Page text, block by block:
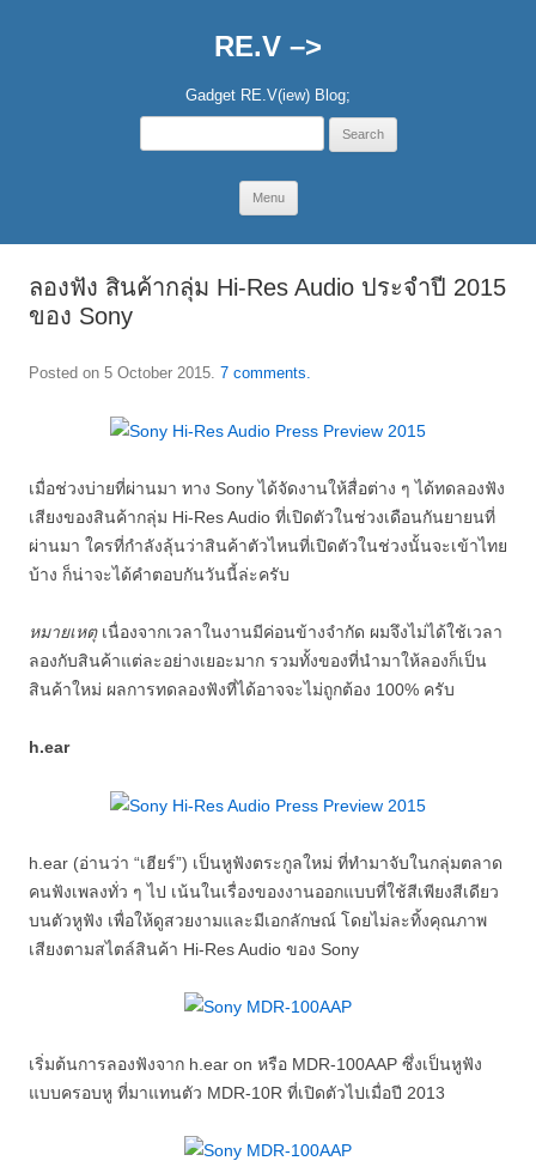
RE.V –>
Gadget RE.V(iew) Blog;
Search
Menu
Skip
ลองฟัง สินค้ากลุ่ม Hi-Res Audio ประจำปี 2015
ของ Sony
Posted on 5 October 2015. 7 comments.
เมื่อช่วงบ่ายที่ผ่านมา ทาง Sony ได้จัดงานให้สื่อต่าง ๆ ได้ทดลองฟัง
เสียงของสินค้ากลุ่ม Hi-Res Audio ที่เปิดตัวในช่วงเดือนกันยายนที่
ผ่านมา ใครที่กำลังลุ้นว่าสินค้าตัวไหนที่เปิดตัวในช่วงนั้นจะเข้าไทย
บ้าง ก็น่าจะได้คำตอบกันวันนี้ล่ะครับ
หมายเหตุเนื่องจากเวลาในงานมีค่อนข้างจำกัด ผมจึงไม่ได้ใช้เวลา
ลองกับสินค้าแต่ละอย่างเยอะมาก รวมทั้งของที่นำมาให้ลองก็เป็น
สินค้าใหม่ ผลการทดลองฟังที่ได้อาจจะไม่ถูกต้อง 100% ครับ
h.ear
h.ear (อ่านว่า “เฮียร์”) เป็นหูฟังตระกูลใหม่ ที่ทำมาจับในกลุ่มตลาด
คนฟังเพลงทั่ว ๆ ไป เน้นในเรื่องของงานออกแบบที่ใช้สีเพียงสีเดียว
บนตัวหูฟัง เพื่อให้ดูสวยงามและมีเอกลักษณ์ โดยไม่ละทิ้งคุณภาพ
เสียงตามสไตล์สินค้า Hi-Res Audio ของ Sony
เริ่มต้นการลองฟังจาก h.ear on หรือ MDR-100AAP ซึ่งเป็นหูฟัง
แบบครอบหู ที่มาแทนตัว MDR-10R ที่เปิดตัวไปเมื่อปี 2013